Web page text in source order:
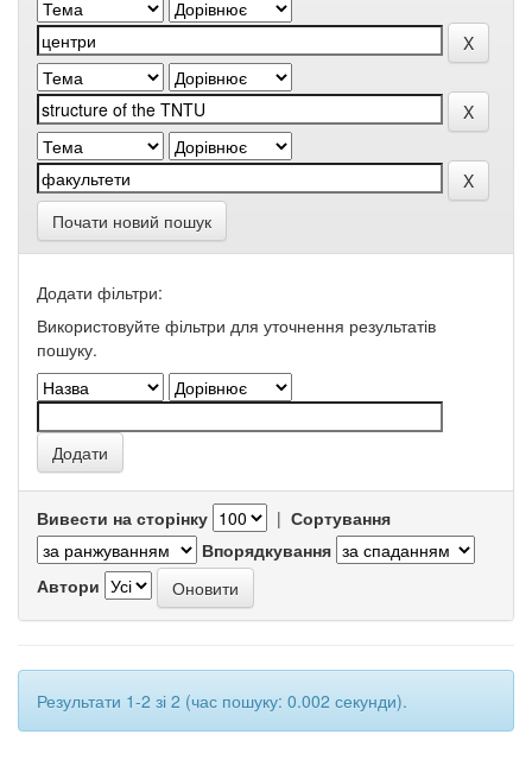
Почати новий пошук
Додати фільтри:
Використовуйте фільтри для уточнення результатів
пошуку.
Вивести на сторінку | Сортування
Впорядкування
Автори
Результати 1-2 зі 2 (час пошуку: 0.002 секунди).